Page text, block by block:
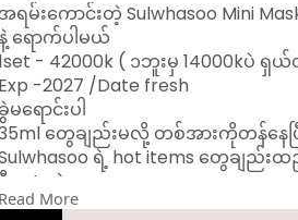
ရမ်းကောင်းတဲ့ Sulwhasoo Mini
ရောက်ပါမယ်
- 42000k ( ၁ဘူးမှ 14000kပဲ ရှ
-2027 /Date fresh
မရောင်းပါ
တွေချည်းမလို့ တစ်အားကိုတန်နေပ
ရဲ့ hot items တွေချည်းထ
set ထဲမှာလေ
ျက်နှာပေါ်က အညစ်အကြေး အဆီဖု
More